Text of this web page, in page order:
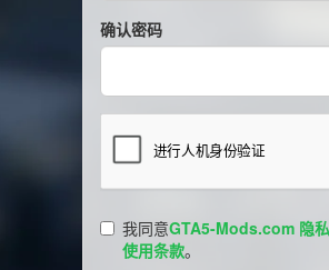
确认密码
我同意GTA5-Mods.com 隐
使用条款。